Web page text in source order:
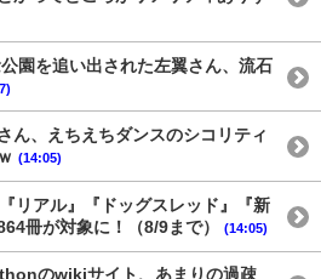
公園を追い出された左翼さん、流石
ん、えちえちダンスのシコリティ
(14:05)
リアル』『ドッグスレッド』『新
冊が対象に！（8/9まで）
(14:05)
のwikiサイト、あまりの過疎